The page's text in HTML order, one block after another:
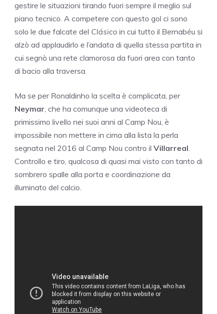
gestire le situazioni tirando fuori sempre il meglio sul
piano tecnico. A competere con questo gol ci sono
solo le due falcate del Clásico in cui tutto il Bernabéu si
alzò ad applaudirlo e l’andata di quella stessa partita in
cui segnò una rete clamorosa da fuori area con tanto
di bacio alla traversa.
Ma se per Ronaldinho la scelta è complicata, per
Neymar, che ha comunque una videoteca di
primissimo livello nei suoi anni al Camp Nou, è
impossibile non mettere in cima alla lista la perla
segnata nel 2016 al Camp Nou contro il Villarreal.
Controllo e tiro, qualcosa di quasi mai visto con tanto di
sombrero spalle alla porta e coordinazione da
illuminato del calcio.